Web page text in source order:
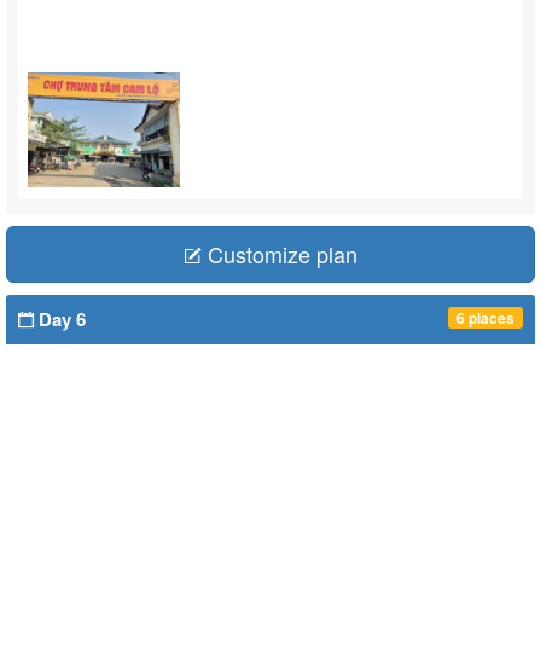
Customize plan
Day 6 6 places